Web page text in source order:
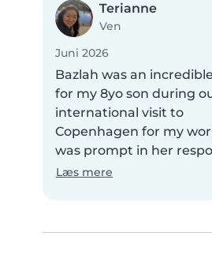
Terianne
Ven
Juni 2026
Bazlah was an
for my 8yo son during
international visit to
Copenhagen for my
was prompt in her
Læs mere